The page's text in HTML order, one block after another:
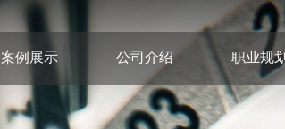
案例展示 公司介绍 职业规划